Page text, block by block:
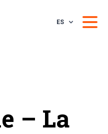
ES
– La